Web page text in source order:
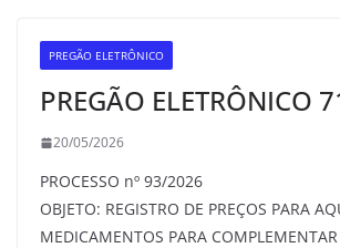
PREGÃO ELETRÔNICO
PREGÃO ELETRÔNICO
20/05/2026
PROCESSO nº 93/2026
OBJETO: REGISTRO DE PREÇOS PARA
MEDICAMENTOS PARA